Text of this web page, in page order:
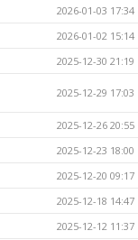
2026-01-03 17:34
2026-01-02 15:14
2025-12-30 21:19
2025-12-29 17:03
2025-12-26 20:55
2025-12-23 18:00
2025-12-20 09:17
2025-12-18 14:47
2025-12-12 11:37